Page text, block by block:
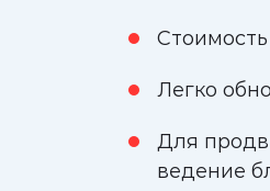
Легко
Для
ведение